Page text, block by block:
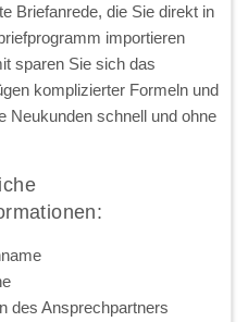
Briefanrede, die Sie direkt in
importieren
sparen Sie sich das
komplizierter Formeln und
Neukunden schnell und ohne
des Ansprechpartners